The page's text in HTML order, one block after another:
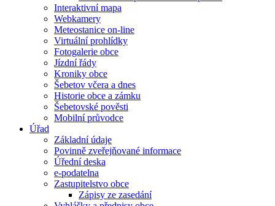
Interaktivní mapa
Webkamery
Meteostanice on-line
Virtuální prohlídky
Fotogalerie obce
Jízdní řády
Kroniky obce
Šebetov včera a dnes
Historie obce a zámku
Šebetovské pověsti
Mobilní průvodce
Úřad
Základní údaje
Povinně zveřejňované informace
Úřední deska
e-podatelna
Zastupitelstvo obce
Zápisy ze zasedání